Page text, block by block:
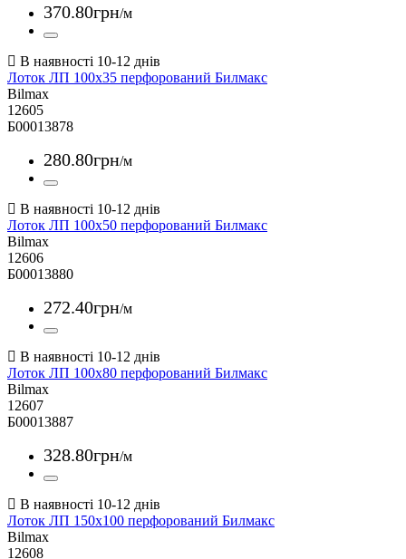
370.80грн/м
Лоток ЛП 100х35 перфорований Билмакс
Bilmax
12605
Б00013878
280.80грн/м
Лоток ЛП 100х50 перфорований Билмакс
Bilmax
12606
Б00013880
272.40грн/м
Лоток ЛП 100х80 перфорований Билмакс
Bilmax
12607
Б00013887
328.80грн/м
Лоток ЛП 150х100 перфорований Билмакс
Bilmax
12608